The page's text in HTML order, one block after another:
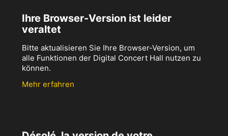
Ihre Browser-Version ist leider
veraltet
Bitte aktualisieren Sie Ihre Browser-Version, um
alle Funktionen der Digital Concert Hall nutzen zu
können.
Mehr erfahren